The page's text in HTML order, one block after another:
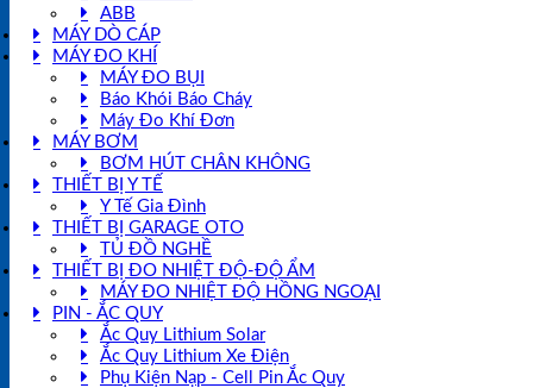
ABB
MÁY DÒ CÁP
MÁY ĐO KHÍ
MÁY ĐO BỤI
Báo Khói Báo Cháy
Máy Đo Khí Đơn
MÁY BƠM
BƠM HÚT CHÂN KHÔNG
THIẾT BỊ Y TẾ
Y Tế Gia Đình
THIẾT BỊ GARAGE OTO
TỦ ĐỒ NGHỀ
THIẾT BỊ ĐO NHIỆT ĐỘ-ĐỘ ẨM
MÁY ĐO NHIỆT ĐỘ HỒNG NGOẠI
PIN - ẮC QUY
Ắc Quy Lithium Solar
Ắc Quy Lithium Xe Điện
Phụ Kiện Nạp - Cell Pin Ắc Quy